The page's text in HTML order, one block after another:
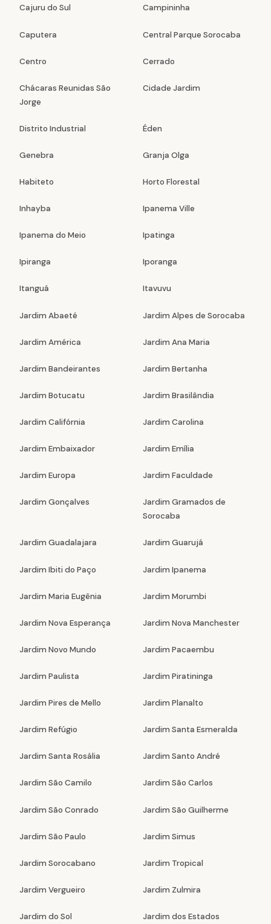
Cajuru do Sul Campininha
Caputera Central Parque Sorocaba
Centro Cerrado
Chácaras Reunidas São
Jorge
Cidade Jardim
Distrito Industrial Éden
Genebra Granja Olga
Habiteto Horto Florestal
Inhayba Ipanema Ville
Ipanema do Meio Ipatinga
Ipiranga Iporanga
Itanguá Itavuvu
Jardim Abaeté Jardim Alpes de Sorocaba
Jardim América Jardim Ana Maria
Jardim Bandeirantes Jardim Bertanha
Jardim Botucatu Jardim Brasilândia
Jardim Califórnia Jardim Carolina
Jardim Embaixador Jardim Emília
Jardim Europa Jardim Faculdade
Jardim Gonçalves
Jardim Gramados de
Sorocaba
Jardim Guadalajara Jardim Guarujá
Jardim Ibiti do Paço Jardim Ipanema
Jardim Maria Eugênia Jardim Morumbi
Jardim Nova Esperança Jardim Nova Manchester
Jardim Novo Mundo Jardim Pacaembu
Jardim Paulista Jardim Piratininga
Jardim Pires de Mello Jardim Planalto
Jardim Refúgio Jardim Santa Esmeralda
Jardim Santa Rosália Jardim Santo André
Jardim São Camilo Jardim São Carlos
Jardim São Conrado Jardim São Guilherme
Jardim São Paulo Jardim Simus
Jardim Sorocabano Jardim Tropical
Jardim Vergueiro Jardim Zulmira
Jardim do Sol Jardim dos Estados